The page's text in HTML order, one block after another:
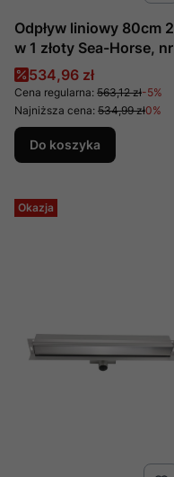
Odpływ liniowy 80cm 2
w 1 złoty Sea-Horse, nr
kat. OL-A02S-80-G,
producent Metal - Hurt
Cena promocyjna
534,96 zł
Cena regularna: 563,12 zł-5%
Najniższa cena: 534,99 zł0%
Do koszyka
Okazja